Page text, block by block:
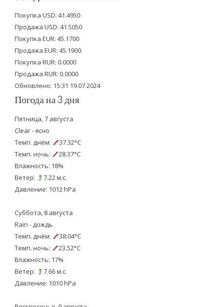
t
e
r
b
o
o
k
u
b
e
Покупка USD: 41.4950
Продажа USD: 41.5050
Покупка EUR: 45.1700
Продажа EUR: 45.1900
Покупка RUR: 0.0000
Продажа RUR: 0.0000
Обновлено: 15:31 19.07.2024
Погода на 3 дня
Пятница, 7 августа
Clear - ясно
Темп. днём:
37.32°C
Темп. ночь:
28.37°C
Влажность: 18%
Ветер:
7.22 м.с.
Давление: 1012 hPa
Суббота, 8 августа
Rain - дождь
Темп. днём:
38.04°C
Темп. ночь:
23.52°C
Влажность: 17%
Ветер:
7.66 м.с.
Давление: 1010 hPa